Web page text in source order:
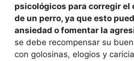
psicológicos para corregir el
de un perro, ya que esto
ansiedad o fomentar la
se debe recompensar su
con golosinas, elogios y